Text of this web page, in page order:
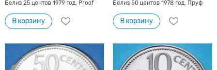
Белиз 25 центов 1979 год. Proof
В корзину
Белиз 50 центов 1978 год. Пруф
В корзину